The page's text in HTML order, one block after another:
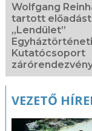
Wolfgang
tartott előadást
„Lendület”
Egyháztörténeti
Kutatócsoport
VEZETŐ